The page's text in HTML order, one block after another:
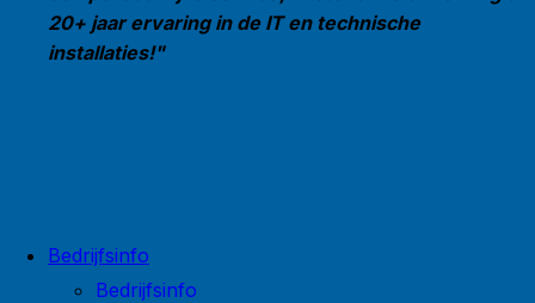
20+ jaar ervaring in de IT en technische
installaties!"
Bedrijfsinfo
Bedrijfsinfo